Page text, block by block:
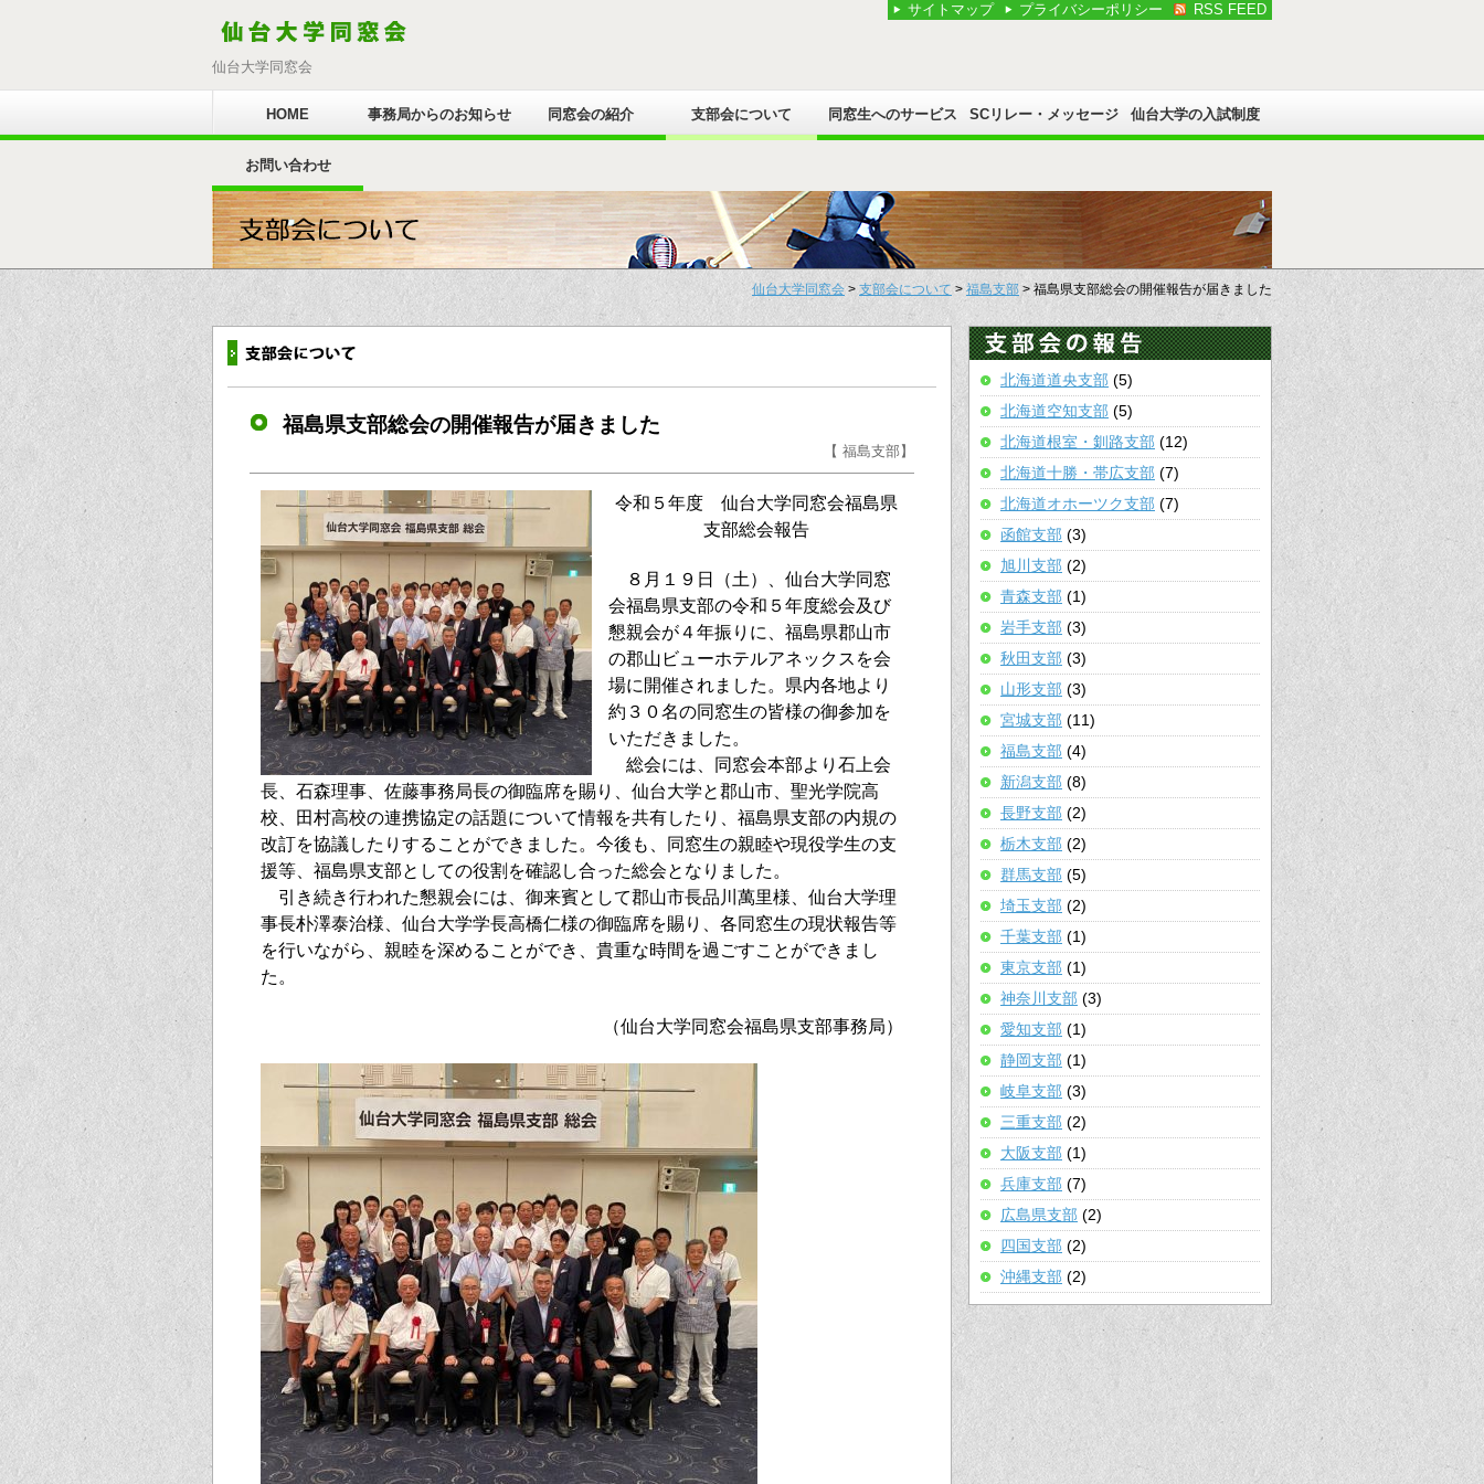
仙台大学同窓会
サイトマップ プライバシーポリシー RSS FEED
HOME 事務局からのお知らせ 同窓会の紹介 支部会について 同窓生へのサービス SCリレー・メッセージ 仙台大学の入試制度
お問い合わせ
仙台大学同窓会 > 支部会について > 福島支部 > 福島県支部総会の開催報告が届きました
福島県支部総会の開催報告が届きました
【 福島支部】
令和５年度 仙台大学同窓会福島県
支部総会報告
８月１９日（土）、仙台大学同窓
会福島県支部の令和５年度総会及び
懇親会が４年振りに、福島県郡山市
の郡山ビューホテルアネックスを会
場に開催されました。県内各地より
約３０名の同窓生の皆様の御参加を
いただきました。
総会には、同窓会本部より石上会
長、石森理事、佐藤事務局長の御臨席を賜り、仙台大学と郡山市、聖光学院高
校、田村高校の連携協定の話題について情報を共有したり、福島県支部の内規の
改訂を協議したりすることができました。今後も、同窓生の親睦や現役学生の支
援等、福島県支部としての役割を確認し合った総会となりました。
引き続き行われた懇親会には、御来賓として郡山市長品川萬里様、仙台大学理
事長朴澤泰治様、仙台大学学長高橋仁様の御臨席を賜り、各同窓生の現状報告等
を行いながら、親睦を深めることができ、貴重な時間を過ごすことができまし
た。
（仙台大学同窓会福島県支部事務局）
北海道道央支部 (5)
北海道空知支部 (5)
北海道根室・釧路支部 (12)
北海道十勝・帯広支部 (7)
北海道オホーツク支部 (7)
函館支部 (3)
旭川支部 (2)
青森支部 (1)
岩手支部 (3)
秋田支部 (3)
山形支部 (3)
宮城支部 (11)
福島支部 (4)
新潟支部 (8)
長野支部 (2)
栃木支部 (2)
群馬支部 (5)
埼玉支部 (2)
千葉支部 (1)
東京支部 (1)
神奈川支部 (3)
愛知支部 (1)
静岡支部 (1)
岐阜支部 (3)
三重支部 (2)
大阪支部 (1)
兵庫支部 (7)
広島県支部 (2)
四国支部 (2)
沖縄支部 (2)